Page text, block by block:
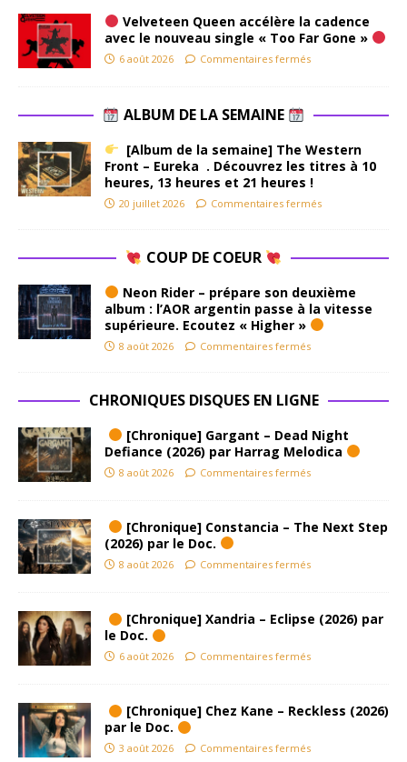
Velveteen Queen accélère la cadence
avec le nouveau single « Too Far Gone »
6 août 2026 Commentaires fermés
ALBUM DE LA SEMAINE
[Album de la semaine] The Western
Front – Eureka . Découvrez les titres à 10
heures, 13 heures et 21 heures !
20 juillet 2026 Commentaires fermés
COUP DE COEUR
Neon Rider – prépare son deuxième
album : l’AOR argentin passe à la vitesse
supérieure. Ecoutez « Higher »
8 août 2026 Commentaires fermés
CHRONIQUES DISQUES EN LIGNE
[Chronique] Gargant – Dead Night
Defiance (2026) par Harrag Melodica
8 août 2026 Commentaires fermés
[Chronique] Constancia – The Next Step
(2026) par le Doc.
8 août 2026 Commentaires fermés
[Chronique] Xandria – Eclipse (2026) par
le Doc.
6 août 2026 Commentaires fermés
[Chronique] Chez Kane – Reckless (2026)
par le Doc.
3 août 2026 Commentaires fermés